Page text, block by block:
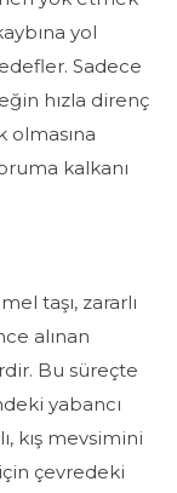
yol
Sadece
hızla direnç
olmasına
kalkanı
taşı, zararlı
alınan
Bu süreçte
yabancı
kış mevsimini
çevredeki